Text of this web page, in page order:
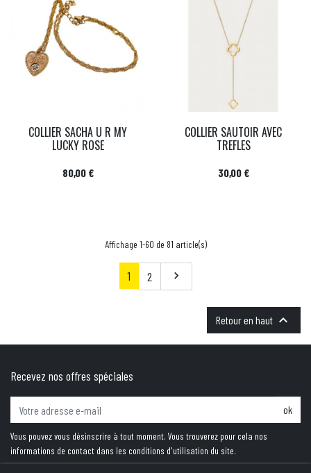
COLLIER SACHA U R MY
LUCKY ROSE
Prix
80,00 €
COLLIER SAUTOIR AVEC
TREFLES
Prix
30,00 €
Affichage 1-60 de 81 article(s)
1 2 Suivant

Retour en haut 
Recevez nos offres spéciales
ok
Vous pouvez vous désinscrire à tout moment. Vous trouverez pour cela nos
informations de contact dans les conditions d'utilisation du site.